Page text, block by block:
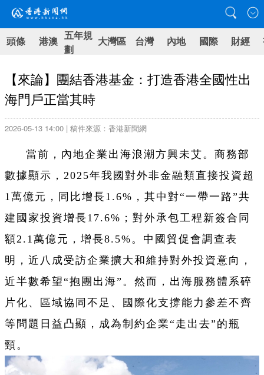
頭條 港澳 五年規
劃
大灣區 台灣 內地 國際 財經
【來論】團結香港基金：打造香港全國性出
海門戶正當其時
2026-05-13 14:00 | 稿件來源：香港新聞網
當前，內地企業出海浪潮方興未艾。商務部
數據顯示，2025年我國對外非金融類直接投資超
1萬億元，同比增長1.6%，其中對“一帶一路”共
建國家投資增長17.6%；對外承包工程新簽合同
額2.1萬億元，增長8.5%。中國貿促會調查表
明，近八成受訪企業擴大和維持對外投資意向，
近半數希望“抱團出海”。然而，出海服務體系碎
片化、區域協同不足、國際化支撐能力參差不齊
等問題日益凸顯，成為制約企業“走出去”的瓶
頸。